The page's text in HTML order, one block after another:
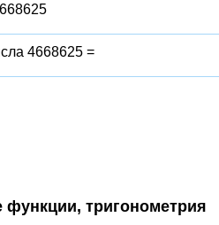
4668625 =
функции, тригонометрия